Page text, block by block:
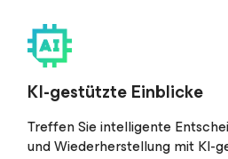
KI-gestützte Einblicke
Treffen Sie intelligente
und Wiederherstellung mit KI-